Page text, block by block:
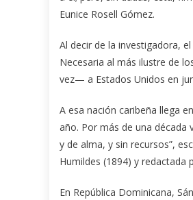
Eunice Rosell Gómez.
Al decir de la investigadora,
Necesaria al más ilustre de
vez— a Estados Unidos en
A esa nación caribeña llega
año. Por más de una década
y de alma, y sin recursos”,
Humildes (1894) y
En República Dominicana,